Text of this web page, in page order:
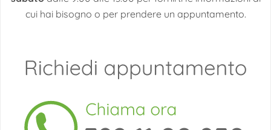
cui hai bisogno o per prendere un appuntamento.